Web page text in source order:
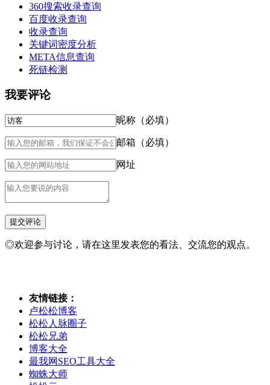
360搜索收录查询
百度收录查询
收录查询
关键词密度分析
META信息查询
死链检测
我要评论
昵称（必填）
邮箱（必填）
网址
◎欢迎参与讨论，请在这里发表您的看法、交流您的观点。
友情链接：
卢松松博客
松松人脉圈子
松松兄弟
博客大全
最我网SEO工具大全
蜘蛛大师